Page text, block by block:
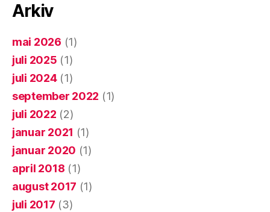
Arkiv
mai 2026 (1)
juli 2025 (1)
juli 2024(1)
september 2022 (1)
juli 2022 (2)
januar 2021 (1)
januar 2020 (1)
april 2018 (1)
august 2017 (1)
juli 2017 (3)